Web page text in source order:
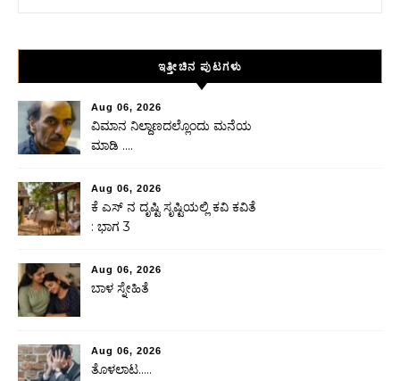
ಇತ್ತೀಚಿನ ಪುಟಗಳು
Aug 06, 2026
ವಿಮಾನ ನಿಲ್ದಾಣದಲ್ಲೊಂದು ಮನೆಯ
ಮಾಡಿ ….
Aug 06, 2026
ಕೆ ಎಸ್ ನ ದೃಷ್ಟಿ ಸೃಷ್ಟಿಯಲ್ಲಿ ಕವಿ ಕವಿತೆ
: ಭಾಗ 3
Aug 06, 2026
ಬಾಳ ಸ್ನೇಹಿತೆ
Aug 06, 2026
ತೊಳಲಾಟ…..